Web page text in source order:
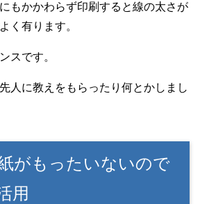
もかかわらず印刷すると線の太さが
く有ります。
スです。
人に教えをもらったり何とかしまし
がもったいないので
用